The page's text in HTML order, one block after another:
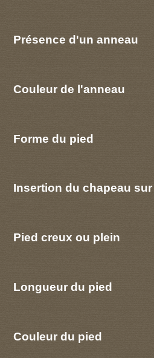
Présence d'un anneau
Couleur de l'anneau
Forme du pied
Insertion du chapeau
Pied creux ou plein
Longueur du pied
Couleur du pied